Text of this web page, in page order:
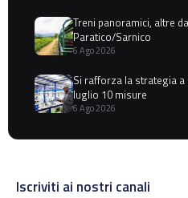
Treni panoramici, altre
Paratico/Sarnico
6 Ago 2026
Si rafforza la strategia
luglio 10 misure
6 Ago 2026
Iscriviti ai nostri canali